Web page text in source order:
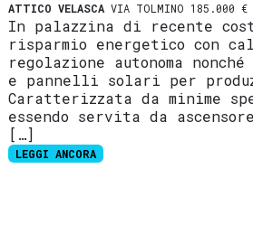
ATTICO VELASCA VIA TOLMINO 185.000 €
In palazzina di recente
risparmio energetico con
regolazione autonoma
e pannelli solari per
Caratterizzata da minime
essendo servita da
[…]
LEGGI ANCORA